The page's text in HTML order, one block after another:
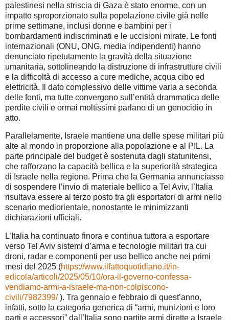
palestinesi nella striscia di Gaza è stato enorme, con un
impatto sproporzionato sulla popolazione civile già nelle
prime settimane, inclusi donne e bambini per i
bombardamenti indiscriminati e le uccisioni mirate. Le fonti
internazionali (ONU, ONG, media indipendenti) hanno
denunciato ripetutamente la gravità della situazione
umanitaria, sottolineando la distruzione di infrastrutture civili
e la difficoltà di accesso a cure mediche, acqua cibo ed
elettricità. Il dato complessivo delle vittime varia a seconda
delle fonti, ma tutte convergono sull’entità drammatica delle
perdite civili e ormai moltissimi parlano di un genocidio in
atto.
Parallelamente, Israele mantiene una delle spese militari più
alte al mondo in proporzione alla popolazione e al PIL. La
parte principale del budget è sostenuta dagli statunitensi,
che rafforzano la capacità bellica e la superiorità strategica
di Israele nella regione. Prima che la Germania annunciasse
di sospendere l’invio di materiale bellico a Tel Aviv, l’Italia
risultava essere al terzo posto tra gli esportatori di armi nello
scenario mediorientale, nonostante le minimizzanti
dichiarazioni ufficiali.
L’Italia ha continuato finora e continua tuttora a esportare
verso Tel Aviv sistemi d’arma e tecnologie militari tra cui
droni, radar e componenti per uso bellico anche nei primi
mesi del 2025 (https://www.ilfattoquotidiano.it/in-
edicola/articoli/2025/05/10/ora-il-governo-confessa-
vendiamo-armi-a-israele-ma-non-colpiscono-
civili/7982399/). Tra gennaio e febbraio di quest’anno,
infatti, sotto la categoria generica di “armi, munizioni e loro
parti e accessori” dall’Italia sono partite armi dirette a Israele